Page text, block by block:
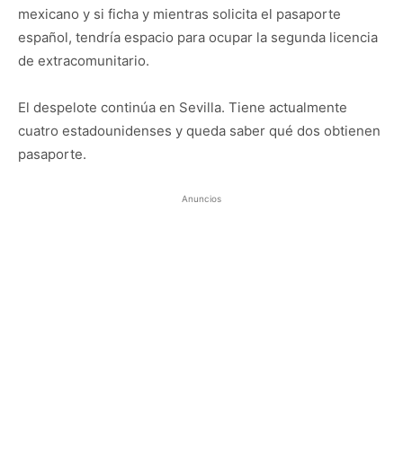
mexicano y si ficha y mientras solicita el pasaporte
español, tendría espacio para ocupar la segunda licencia
de extracomunitario.
El despelote continúa en Sevilla. Tiene actualmente
cuatro estadounidenses y queda saber qué dos obtienen
pasaporte.
Anuncios